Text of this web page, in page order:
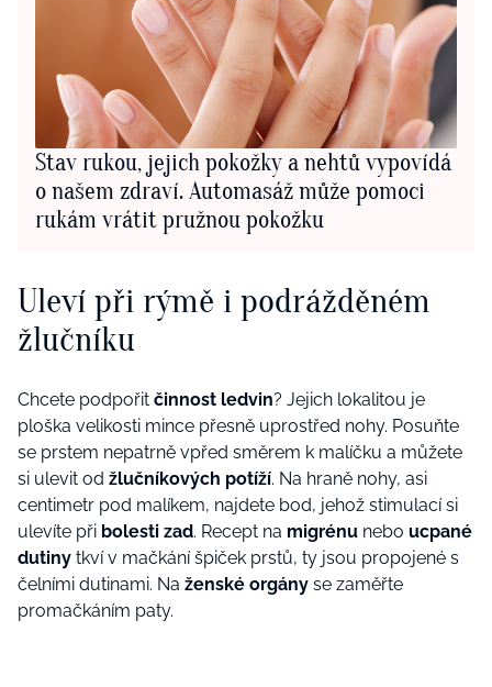
Stav rukou, jejich pokožky a nehtů vypovídá
o našem zdraví. Automasáž může pomoci
rukám vrátit pružnou pokožku
Uleví při rýmě i podrážděném
žlučníku
Chcete podpořit činnost ledvin? Jejich lokalitou je
ploška velikosti mince přesně uprostřed nohy. Posuňte
se prstem nepatrně vpřed směrem k malíčku a můžete
si ulevit od žlučníkových potíží. Na hraně nohy, asi
centimetr pod malíkem, najdete bod, jehož stimulací si
ulevíte při bolesti zad. Recept na migrénu nebo ucpané
dutiny tkví v mačkání špiček prstů, ty jsou propojené s
čelními dutinami. Na ženské orgány se zaměřte
promačkáním paty.